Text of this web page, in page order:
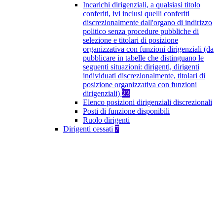
Incarichi dirigenziali, a qualsiasi titolo
conferiti, ivi inclusi quelli conferiti
discrezionalmente dall'organo di indirizzo
politico senza procedure pubbliche di
selezione e titolari di posizione
organizzativa con funzioni dirigenziali (da
pubblicare in tabelle che distinguano le
seguenti situazioni: dirigenti, dirigenti
individuati discrezionalmente, titolari di
posizione organizzativa con funzioni
dirigenziali) 23
Elenco posizioni dirigenziali discrezionali
Posti di funzione disponibili
Ruolo dirigenti
Dirigenti cessati 7